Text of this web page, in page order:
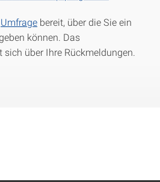
Umfrage bereit, über die Sie ein
können. Das
über Ihre Rückmeldungen.